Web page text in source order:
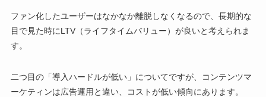
ファン化したユーザーはなかなか離脱しなくなるので、長期的な
目で見た時にLTV（ライフタイムバリュー）が良いと考えられま
す。
二つ目の「導入ハードルが低い」についてですが、コンテンツマ
ーケティンは広告運用と違い、コストが低い傾向にあります。